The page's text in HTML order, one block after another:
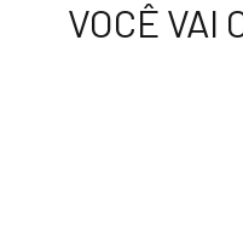
VOCÊ VAI